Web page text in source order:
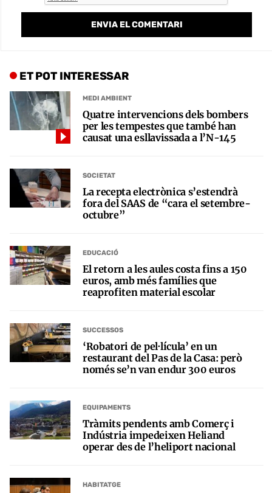
ET POT INTERESSAR
MEDI AMBIENT
Quatre intervencions dels bombers
per les tempestes que també han
causat una esllavissada a l’N-145
SOCIETAT
La recepta electrònica s’estendrà
fora del SAAS de “cara el setembre-
octubre”
EDUCACIÓ
El retorn a les aules costa fins a 150
euros, amb més famílies que
reaprofiten material escolar
SUCCESSOS
‘Robatori de pel·lícula’ en un
restaurant del Pas de la Casa: però
només se’n van endur 300 euros
EQUIPAMENTS
Tràmits pendents amb Comerç i
Indústria impedeixen Heliand
operar des de l’heliport nacional
HABITATGE